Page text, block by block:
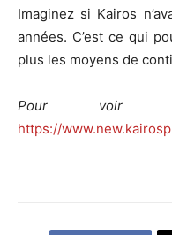
Imaginez si Kairos
années. C’est ce qui
plus les moyens de
Pour voir
https://